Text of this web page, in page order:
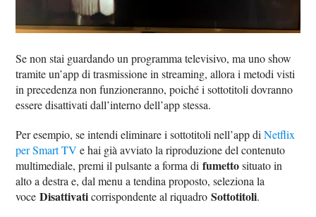
Se non stai guardando un programma televisivo, ma uno show
tramite un’app di trasmissione in streaming, allora i metodi visti
in precedenza non funzioneranno, poiché i sottotitoli dovranno
essere disattivati dall’interno dell’app stessa.
Per esempio, se intendi eliminare i sottotitoli nell’app diNetflix
per Smart TV e hai già avviato la riproduzione del contenuto
multimediale, premi il pulsante a forma difumettosituato in
alto a destra e, dal menu a tendina proposto, seleziona la
voceDisattivaticorrispondente al riquadroSottotitoli.